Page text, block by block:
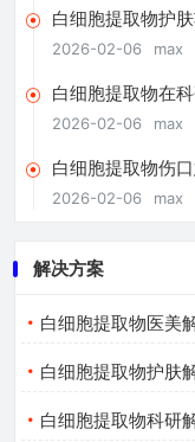
白细胞提取物护
2026-02-06 max
白细胞提取物在
2026-02-06 max
白细胞提取物伤
2026-02-06 max
解决方案
白细胞提取物医美
白细胞提取物护肤
白细胞提取物科研